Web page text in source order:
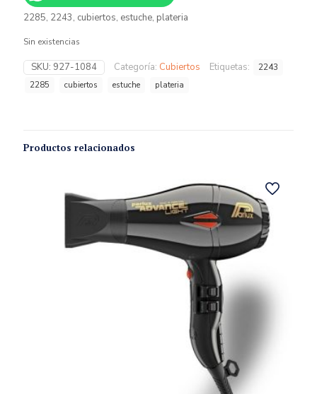
2285, 2243, cubiertos, estuche, plateria
Sin existencias
SKU: 927-1084 Categoría: Cubiertos Etiquetas:
2243
2285
cubiertos estuche plateria
Productos relacionados